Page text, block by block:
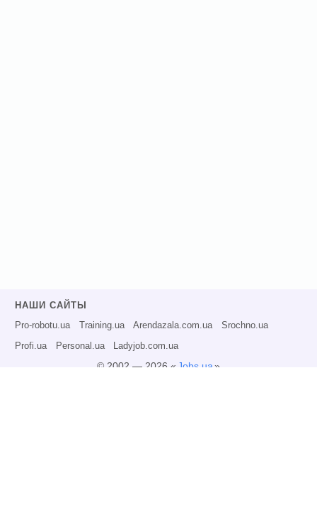
НАШИ САЙТЫ
Pro-robotu.ua Training.ua Arendazala.com.ua Srochno.ua
Profi.ua Personal.ua Ladyjob.com.ua
© 2002 — 2026 « Jobs.ua»